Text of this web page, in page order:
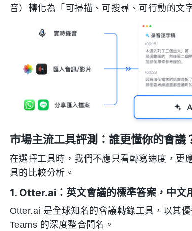
音）轉化為「可掃描、可搜尋、可行動的文
市場主流工具評測：誰更懂你的會議
在選擇工具時，我們不應只看轉寫速度，更
具的比較分析。
1. Otter.ai：英文會議的標準答案，中文
Otter.ai 是全球知名的會議轉錄工具，以其
Teams 的深度整合聞名。